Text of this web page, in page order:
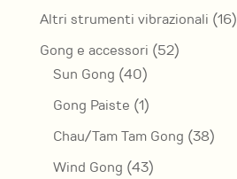
prodotti
Altri strumenti vibrazionali 1616
Gong e accessori 5252
Sun Gong 4040
prodotti
Gong Paiste 11
prodotto
Chau/Tam Tam Gong 3838
Wind Gong 4343